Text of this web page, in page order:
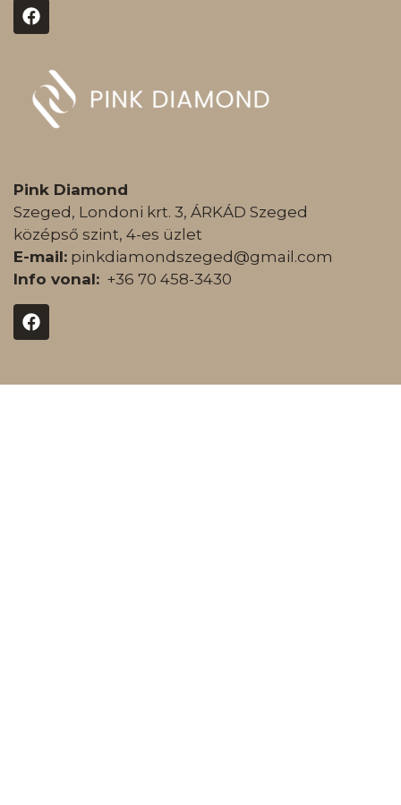
Pink Diamond
Szeged, Londoni krt. 3, ÁRKÁD Szeged
középső szint, 4-es üzlet
E-mail: pinkdiamondszeged@gmail.com
Info vonal: +36 70 458-3430